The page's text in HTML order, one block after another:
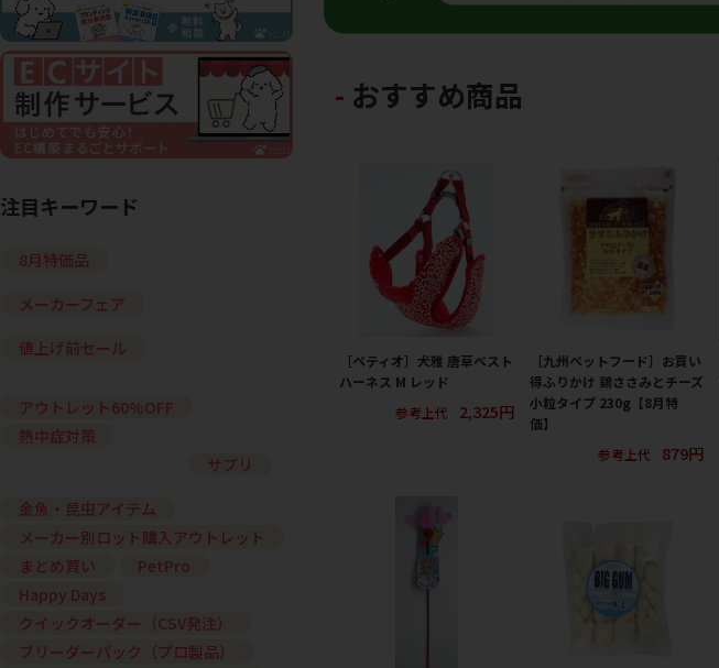
おすすめ商品
［ペティオ］犬雅 唐草ベスト
ハーネス M レッド
参考上代
2,325円
［九州ペットフード］お買い
得ふりかけ 鶏ささみとチーズ
小粒タイプ 230g【8月特
価】
参考上代
879円
注目キーワード
8月特価品
メーカーフェア
値上げ前セール
アウトレット60%OFF
熱中症対策
サプリ
金魚・昆虫アイテム
メーカー別ロット購入アウトレット
まとめ買い
PetPro
Happy Days
クイックオーダー（CSV発注）
ブリーダーパック（プロ製品）